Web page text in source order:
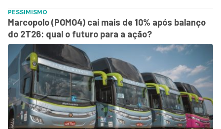
PESSIMISMO
Marcopolo (POMO4) cai mais de 10% após balanço
do 2T26: qual o futuro para a ação?